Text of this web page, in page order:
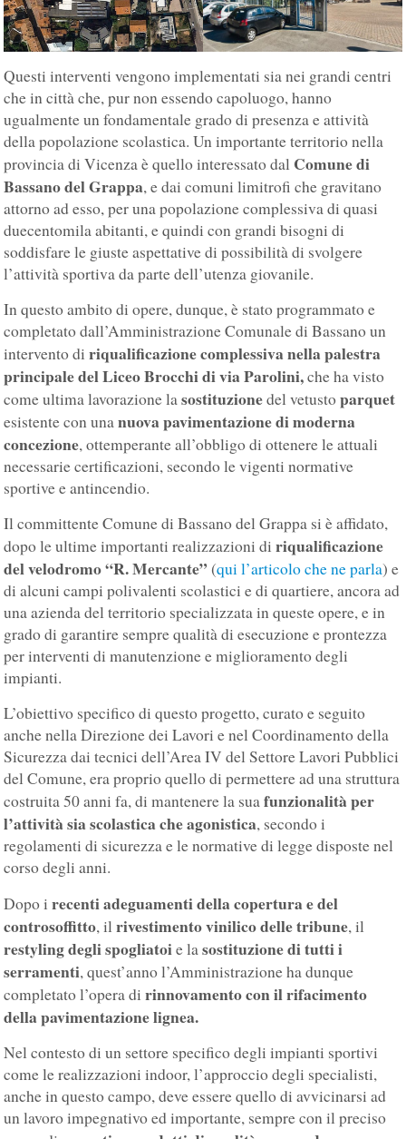
Questi interventi vengono implementati sia nei grandi centri
che in città che, pur non essendo capoluogo, hanno
ugualmente un fondamentale grado di presenza e attività
della popolazione scolastica. Un importante territorio nella
provincia di Vicenza è quello interessato dal Comune di
Bassano del Grappa, e dai comuni limitrofi che gravitano
attorno ad esso, per una popolazione complessiva di quasi
duecentomila abitanti, e quindi con grandi bisogni di
soddisfare le giuste aspettative di possibilità di svolgere
l’attività sportiva da parte dell’utenza giovanile.
In questo ambito di opere, dunque, è stato programmato e
completato dall’Amministrazione Comunale di Bassano un
intervento diriqualificazione complessiva nella palestra
principale del Liceo Brocchi di via Parolini,che ha visto
come ultima lavorazione lasostituzionedel vetustoparquet
esistente con unanuova pavimentazione di moderna
concezione, ottemperante all’obbligo di ottenere le attuali
necessarie certificazioni, secondo le vigenti normative
sportive e antincendio.
Il committente Comune di Bassano del Grappa si è affidato,
dopo le ultime importanti realizzazioni diriqualificazione
del velodromo “R. Mercante”(qui l’articolo che ne parla) e
di alcuni campi polivalenti scolastici e di quartiere, ancora ad
una azienda del territorio specializzata in queste opere, e in
grado di garantire sempre qualità di esecuzione e prontezza
per interventi di manutenzione e miglioramento degli
impianti.
L’obiettivo specifico di questo progetto, curato e seguito
anche nella Direzione dei Lavori e nel Coordinamento della
Sicurezza dai tecnici dell’Area IV del Settore Lavori Pubblici
del Comune, era proprio quello di permettere ad una struttura
costruita 50 anni fa, di mantenere la suafunzionalità per
l’attività sia scolastica che agonistica, secondo i
regolamenti di sicurezza e le normative di legge disposte nel
corso degli anni.
Dopo irecenti adeguamenti della copertura e del
controsoffitto, ilrivestimento vinilico delle tribune, il
restyling degli spogliatoie lasostituzione di tutti i
serramenti, quest’anno l’Amministrazione ha dunque
completato l’opera dirinnovamento con il rifacimento
della pavimentazione lignea.
Nel contesto di un settore specifico degli impianti sportivi
come le realizzazioni indoor, l’approccio degli specialisti,
anche in questo campo, deve essere quello di avvicinarsi ad
un lavoro impegnativo ed importante, sempre con il preciso